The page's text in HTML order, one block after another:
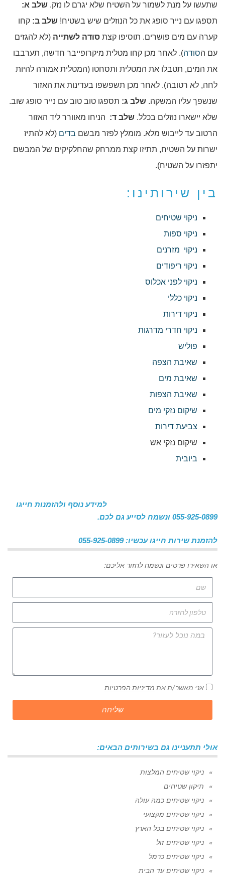
שתעשו על מנת לשמור על השטיח שלא יגרם לו נזק. שלב א:
תספגו עם נייר סופג את כל הנוזלים שיש בשטיח! שלב ב: קחו
קערה עם מים פושרים. תוסיפו קצת סודה לשתייה (לא להגזים
עם הסודה). לאחר מכן קחו מטלית מיקרופייבר חדשה, תערבבו
את המים, תטבלו את המטלית ותסחטו (המטלית אמורה להיות
לחה, לא רטובה). לאחר מכן תשפשפו בעדינות את האזור
שנשפך עליו המשקה. שלב ג: תספגו טוב טוב עם נייר סופג שוב.
שלא יישארו נוזלים בכלל. שלב ד: הניחו מאוורר ליד האזור
הרטוב עד לייבוש מלא. מומלץ לפזר מבשם בדים (לא להתיז
ישרות על השטיח, תתיזו קצת ממרחק שהחלקיקים של המבשם
יתפזרו על השטיח).
בין שירותינו:
ניקוי שטיחים
ניקוי ספות
ניקוי מזרנים
ניקוי ריפודים
ניקוי לפני אכלוס
ניקוי כללי
ניקוי דירות
ניקוי חדרי מדרגות
פוליש
שאיבת הצפה
שאיבת מים
שאיבת הצפות
שיקום נזקי מים
צביעת דירות
שיקום נזקי אש
ביובית
למידע נוסף ולהזמנות חייגו
055-925-0899 ונשמח לסייע גם לכם.
להזמנת שירות חייגו עכשיו: 055-925-0899
או השאירו פרטים ונשמח לחזור אליכם:
אני מאשר/ת את מדיניות הפרטיות
שליחה
אולי תתעניינו גם בשירותים הבאים:
ניקוי שטיחים המלצות
תיקון שטיחים
ניקוי שטיחים כמה עולה
ניקוי שטיחים מקצועי
ניקוי שטיחים בכל הארץ
ניקוי שטיחים זול
ניקוי שטיחים כרמל
ניקוי שטיחים עד הבית